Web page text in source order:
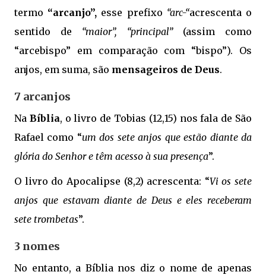
termo “arcanjo”, esse prefixo “arc-“acrescenta o
sentido de “maior”, “principal”(assim como
“arcebispo” em comparação com “bispo”). Os
anjos, em suma, são mensageiros de Deus.
7 arcanjos
Na Bíblia, o livro de Tobias (12,15) nos fala de São
Rafael como “um dos sete anjos que estão diante da
glória do Senhor e têm acesso à sua presença”.
O livro do Apocalipse (8,2) acrescenta: “Vi os sete
anjos que estavam diante de Deus e eles receberam
sete trombetas”.
3 nomes
No entanto, a Bíblia nos diz o nome de apenas